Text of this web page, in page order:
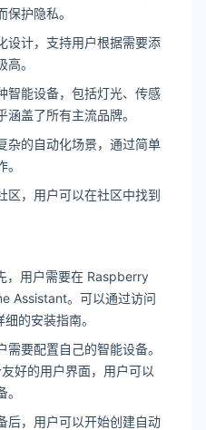
护隐私。
设计，支持用户根据需要添
。
智能设备，包括灯光、传感
盖了所有主流品牌。
杂的自动化场景，通过简单
区，用户可以在社区中找到
，用户需要在 Raspberry
Assistant。可以通过访问
的安装指南。
要配置自己的智能设备。
好的用户界面，用户可以
后，用户可以开始创建自动